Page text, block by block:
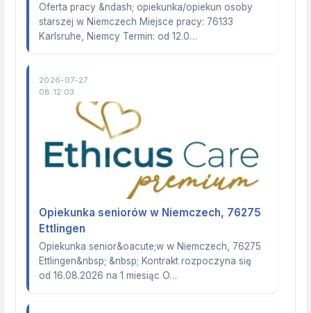
Oferta pracy &ndash; opiekunka/opiekun osoby
starszej w Niemczech Miejsce pracy: 76133
Karlsruhe, Niemcy Termin: od 12.0…
2026-07-27
08:12:03
Opiekunka seniorów w Niemczech, 76275
Ettlingen
Opiekunka senior&oacute;w w Niemczech, 76275
Ettlingen&nbsp; &nbsp; Kontrakt rozpoczyna się
od 16.08.2026 na 1 miesiąc O…